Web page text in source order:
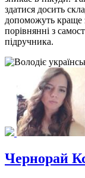
здатися досить
допоможуть краще
порівнянні з
підручника.
Чернорай